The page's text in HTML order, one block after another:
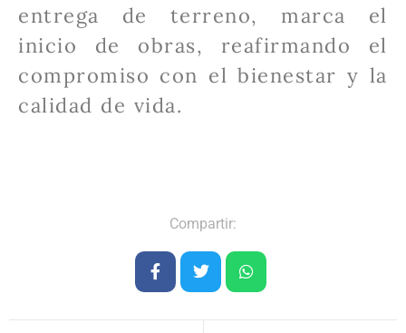
entrega de terreno, marca el
inicio de obras, reafirmando el
compromiso con el bienestar y la
calidad de vida.
Compartir: